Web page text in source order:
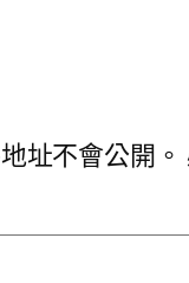
址不會公開。